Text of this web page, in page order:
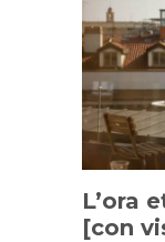
L’ora
[con